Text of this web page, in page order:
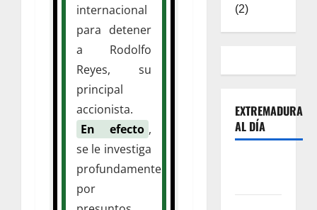
internacional
para detener
a Rodolfo
Reyes, su
principal
accionista.
En efecto ,
se le investiga
profundamente
por
(2)
EXTREMADURA
AL DÍA